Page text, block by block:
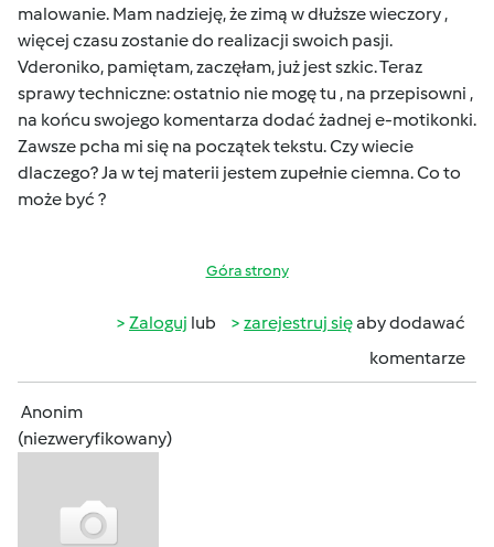
malowanie. Mam nadzieję, że zimą w dłuższe wieczory ,
więcej czasu zostanie do realizacji swoich pasji.
Vderoniko, pamiętam, zaczęłam, już jest szkic. Teraz
sprawy techniczne: ostatnio nie mogę tu , na przepisowni ,
na końcu swojego komentarza dodać żadnej e-motikonki.
Zawsze pcha mi się na początek tekstu. Czy wiecie
dlaczego? Ja w tej materii jestem zupełnie ciemna. Co to
może być ?
Góra strony
Zaloguj lub zarejestruj sięaby dodawać
komentarze
Anonim
(niezweryfikowany)